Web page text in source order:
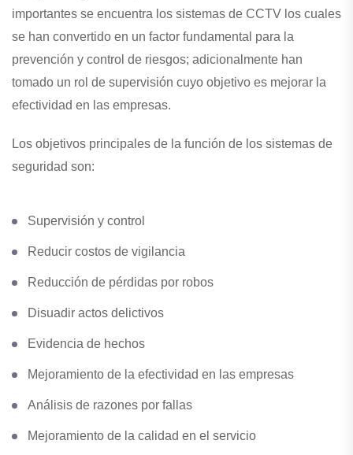
importantes se encuentra los sistemas de CCTV los cuales
se han convertido en un factor fundamental para la
prevención y control de riesgos; adicionalmente han
tomado un rol de supervisión cuyo objetivo es mejorar la
efectividad en las empresas.
Los objetivos principales de la función de los sistemas de
seguridad son:
Supervisión y control
Reducir costos de vigilancia
Reducción de pérdidas por robos
Disuadir actos delictivos
Evidencia de hechos
Mejoramiento de la efectividad en las empresas
Análisis de razones por fallas
Mejoramiento de la calidad en el servicio